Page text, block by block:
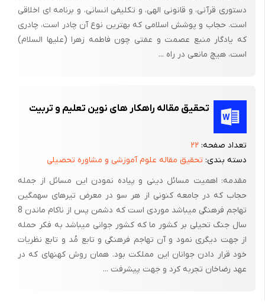
دستورى قرآنى، و قانونى الهى، و تکلیفى انسانى، و برنامه اى اخلاقى
است. حجاب و پوشش اسلامى که بهترین نوع آن چادر است، چادرى
که یادگار منبع عصمت و عفتى چون فاطمه زهرا (علیها السلام)
است، هیچ مانعى در راه ...
تحقیق مقاله راهکار های نوین تعلیم و تربیت
تعداد صفحه: ۲۲
دسته بندی: تحقیق مقاله علوم آموزشی و مشاوره تحصیلی
مقدمه: اهمیت مسائل دینی و پیاده نمودن این مسائل از جمله
حجاب که در جامعه کنونی از هر سو در معرض تیرهای سهمگین
تهاجم فرهنگی میباشد موردی است که دشمن پس از ناکام ماندن 8
سال جنگ تحیلی بر کشور ما که کشور جوانی میباشد به فکر حمله
از جهت دیگری نمود و آن تهاجم فرهنگی و تابع مُد و تابع نظریات
خود قرار دادن جوانان این مملکت بود. همان روش کهنهای که در
عهد رضاخان تجربه کرد و جهت پیشرفت ...